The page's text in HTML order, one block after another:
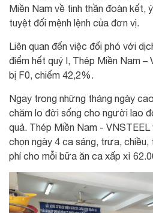
Miền Nam về tinh thần đoàn kết,
tuyệt đối mệnh lệnh của đơn vị.
Liên quan đến việc đối phó với
điểm hết quý I, Thép Miền Nam
bị F0, chiếm 42,2%.
Ngay trong những tháng ngày
chăm lo đời sống cho người lao
quả. Thép Miền Nam -
chọn ngày 4 ca sáng, trưa,
phí cho mỗi bữa ăn ca xấp xỉ